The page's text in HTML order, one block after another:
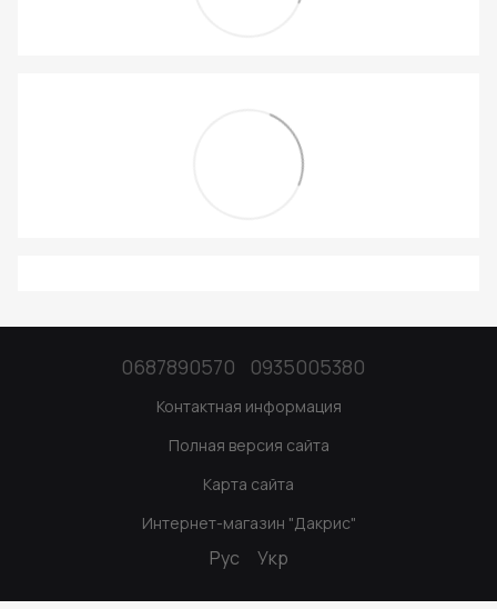
0687890570 0935005380
Контактная информация
Полная версия сайта
Карта сайта
Интернет-магазин "Дакрис"
Рус Укр